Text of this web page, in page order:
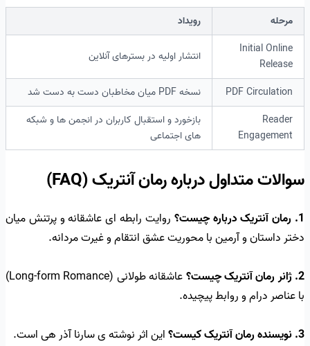
مرحله
رویداد
Initial Online
Release
انتشار اولیه در بسترهای آنلاین
PDF Circulation
نسخه PDF میان مخاطبان دست به دست شد
Reader
Engagement
بازخورد و استقبال کاربران در انجمن ها و شبکه
های اجتماعی
سوالات متداول درباره رمان آنتریک (FAQ)
1. رمان آنتریک درباره چیست؟
روایت رابطه ای عاشقانه و پرتنش میان
دختر داستان و آرمین با محوریت عشق انتقام و غیرت مردانه.
2. ژانر رمان آنتریک چیست؟
عاشقانه طولانی (Long-form Romance)
با عناصر درام و روابط پیچیده.
3. نویسنده رمان آنتریک کیست؟ این اثر نوشته ی سارنا آذر هی است.